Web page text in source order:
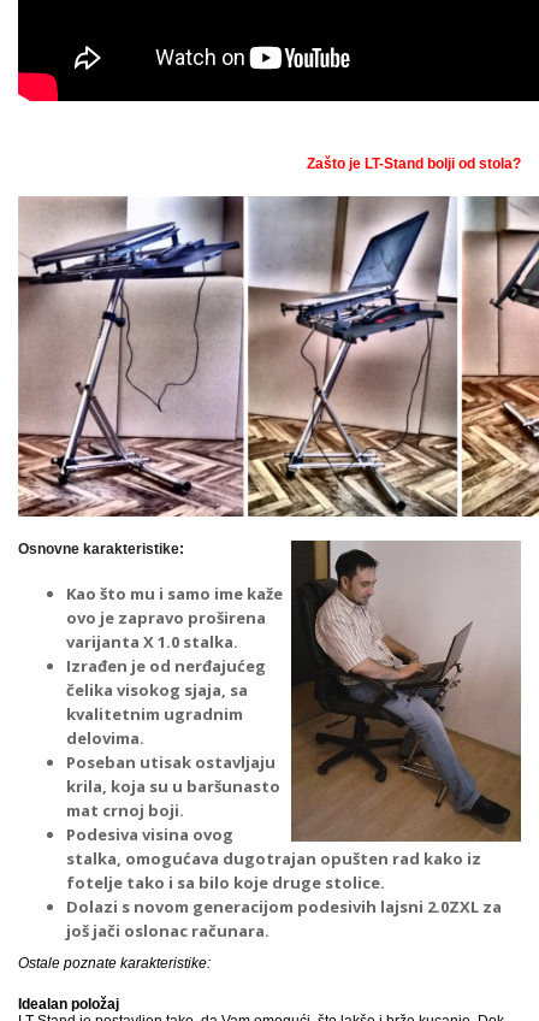
Zašto je LT-Stand bolji od stola?
Osnovne karakteristike:
Kao što mu i samo ime kaže
ovo je zapravo proširena
varijanta X 1.0 stalka.
Izrađen je od nerđajućeg
čelika visokog sjaja, sa
kvalitetnim ugradnim
delovima.
Poseban utisak ostavljaju
krila, koja su u baršunasto
mat crnoj boji.
Podesiva visina ovog
stalka, omogućava dugotrajan opušten rad kako iz
fotelje tako i sa bilo koje druge stolice.
Dolazi s novom generacijom podesivih lajsni 2.0ZXL za
još jači oslonac računara.
Ostale poznate karakteristike:
Idealan položaj